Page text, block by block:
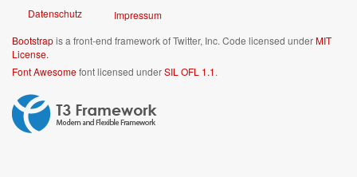
Datenschutz
Impressum
Bootstrapis a front-end framework of Twitter, Inc. Code licensed underMIT
License.
Font Awesomefont licensed underSIL OFL 1.1.